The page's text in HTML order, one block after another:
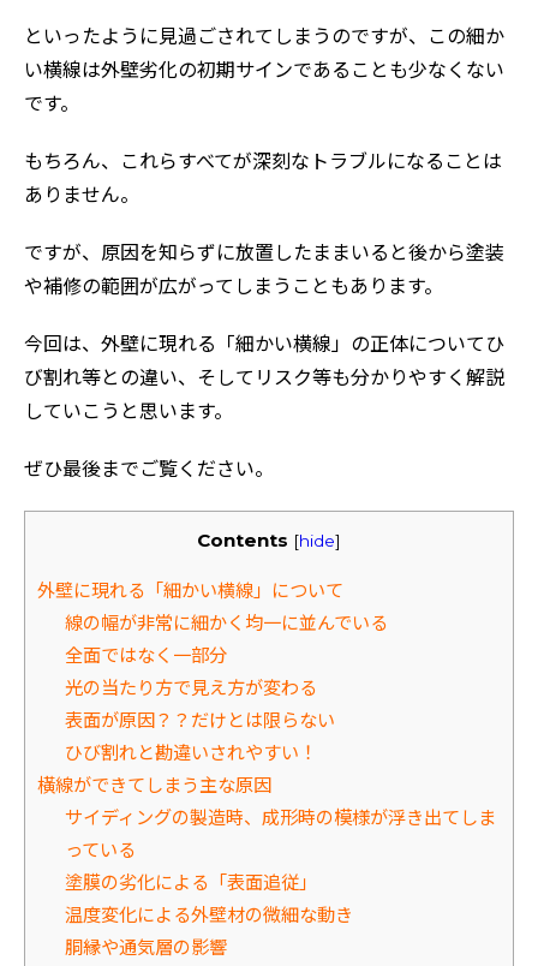
といったように見過ごされてしまうのですが、この細か
い横線は外壁劣化の初期サインであることも少なくない
です。
もちろん、これらすべてが深刻なトラブルになることは
ありません。
ですが、原因を知らずに放置したままいると後から塗装
や補修の範囲が広がってしまうこともあります。
今回は、外壁に現れる「細かい横線」の正体についてひ
び割れ等との違い、そしてリスク等も分かりやすく解説
していこうと思います。
ぜひ最後までご覧ください。
Contents [hide]
外壁に現れる「細かい横線」について
線の幅が非常に細かく均一に並んでいる
全面ではなく一部分
光の当たり方で見え方が変わる
表面が原因？？だけとは限らない
ひび割れと勘違いされやすい！
橫線ができてしまう主な原因
サイディングの製造時、成形時の模様が浮き出てしま
っている
塗膜の劣化による「表面追従」
温度変化による外壁材の微細な動き
胴縁や通気層の影響